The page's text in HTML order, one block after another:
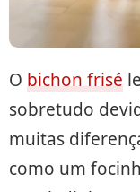
O bichon frisé
sobretudo
muitas
como um